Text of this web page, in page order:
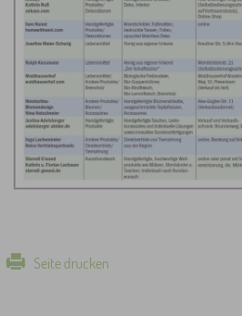
Seite drucken